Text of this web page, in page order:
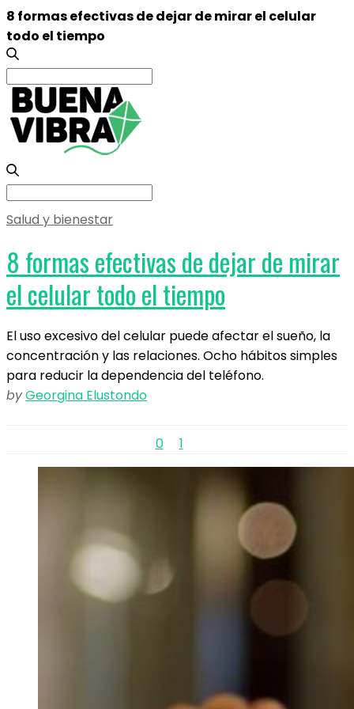
8 formas efectivas de dejar de mirar el celular
todo el tiempo
Search
for:
Search
for:
Salud y bienestar
8 formas efectivas de dejar de mirar
el celular todo el tiempo
El uso excesivo del celular puede afectar el sueño, la
concentración y las relaciones. Ocho hábitos simples
para reducir la dependencia del teléfono.
byGeorgina Elustondo
0 1